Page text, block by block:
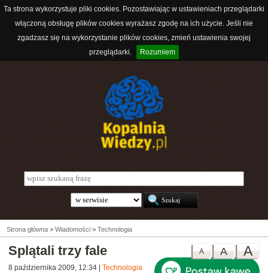
Ta strona wykorzystuje pliki cookies. Pozostawiając w ustawieniach przeglądarki
włączoną obsługę plików cookies wyrażasz zgodę na ich użycie. Jeśli nie
zgadzasz się na wykorzystanie plików cookies, zmień ustawienia swojej
przeglądarki.
Rozumiem
Strona główna > Wiadomości > Technologia
A
A
A
Splątali trzy fale
8 października 2009, 12:34 Technologia